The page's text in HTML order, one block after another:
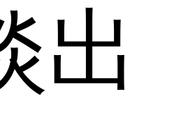
出